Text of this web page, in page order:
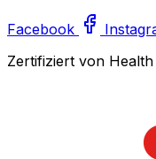
Facebook
Zertifiziert von